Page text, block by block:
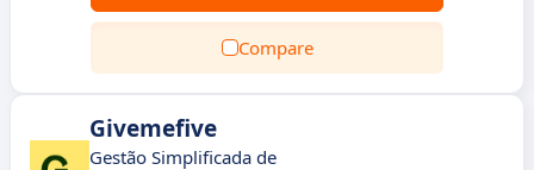
Compare
Givemefive
Gestão Simplificada de